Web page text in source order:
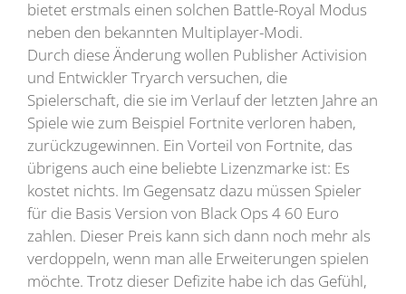
bietet erstmals einen solchen Battle-Royal Modus
neben den bekannten Multiplayer-Modi.
Durch diese Änderung wollen Publisher Activision
und Entwickler Tryarch versuchen, die
Spielerschaft, die sie im Verlauf der letzten Jahre an
Spiele wie zum Beispiel Fortnite verloren haben,
zurückzugewinnen. Ein Vorteil von Fortnite, das
übrigens auch eine beliebte Lizenzmarke ist: Es
kostet nichts. Im Gegensatz dazu müssen Spieler
für die Basis Version von Black Ops 4 60 Euro
zahlen. Dieser Preis kann sich dann noch mehr als
verdoppeln, wenn man alle Erweiterungen spielen
möchte. Trotz dieser Defizite habe ich das Gefühl,